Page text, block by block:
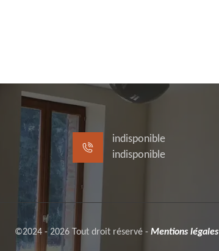
indisponible
indisponible
©2024 - 2026 Tout droit réservé - Mentions légales